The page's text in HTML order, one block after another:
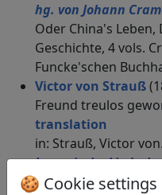
hg. von Johann
Oder China's
Geschichte, 4 vols.
Funcke'schen
Victor von Strauß
Freund treulos
translation
in: Strauß, Victor von.
kanonische
Heidelberg: Carl
🍪 Cookie settings